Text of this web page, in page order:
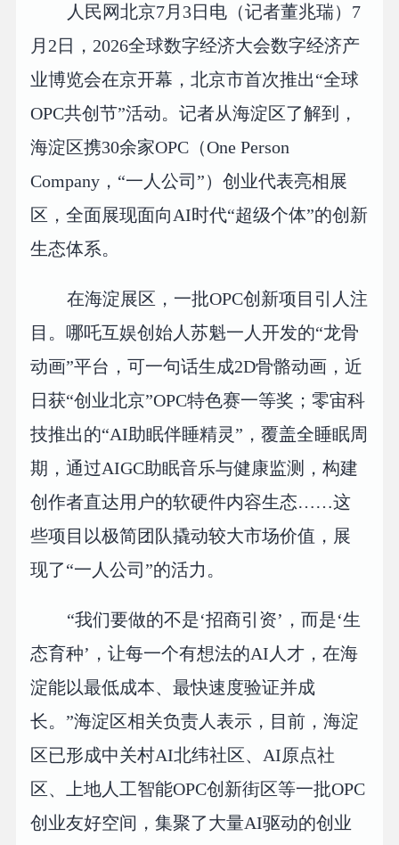
人民网北京7月3日电（记者董兆瑞）7
月2日，2026全球数字经济大会数字经济产
业博览会在京开幕，北京市首次推出“全球
OPC共创节”活动。记者从海淀区了解到，
海淀区携30余家OPC（One Person
Company，“一人公司”）创业代表亮相展
区，全面展现面向AI时代“超级个体”的创新
生态体系。
在海淀展区，一批OPC创新项目引人注
目。哪吒互娱创始人苏魁一人开发的“龙骨
动画”平台，可一句话生成2D骨骼动画，近
日获“创业北京”OPC特色赛一等奖；零宙科
技推出的“AI助眠伴睡精灵”，覆盖全睡眠周
期，通过AIGC助眠音乐与健康监测，构建
创作者直达用户的软硬件内容生态……这
些项目以极简团队撬动较大市场价值，展
现了“一人公司”的活力。
“我们要做的不是‘招商引资’，而是‘生
态育种’，让每一个有想法的AI人才，在海
淀能以最低成本、最快速度验证并成
长。”海淀区相关负责人表示，目前，海淀
区已形成中关村AI北纬社区、AI原点社
区、上地人工智能OPC创新街区等一批OPC
创业友好空间，集聚了大量AI驱动的创业